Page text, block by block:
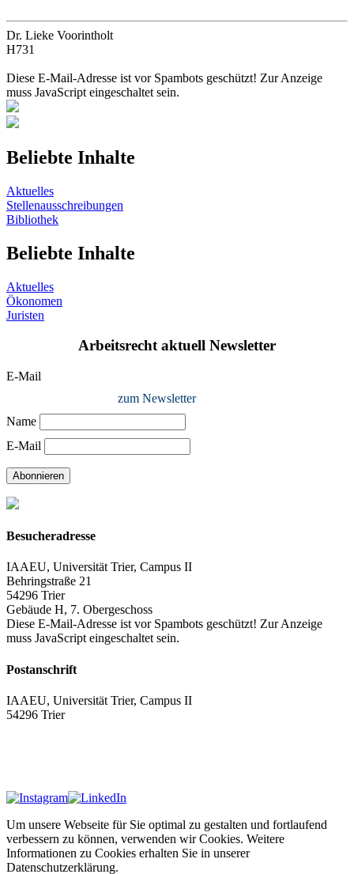
Dr. Lieke Voorintholt
H731
Diese E-Mail-Adresse ist vor Spambots geschützt! Zur Anzeige
muss JavaScript eingeschaltet sein.
Beliebte Inhalte
Aktuelles
Stellenausschreibungen
Bibliothek
Beliebte Inhalte
Aktuelles
Ökonomen
Juristen
Arbeitsrecht aktuell Newsletter
E-Mail
zum Newsletter
Name
E-Mail
Abonnieren
Besucheradresse
IAAEU, Universität Trier, Campus II
Behringstraße 21
54296 Trier
Gebäude H, 7. Obergeschoss
Diese E-Mail-Adresse ist vor Spambots geschützt! Zur Anzeige
muss JavaScript eingeschaltet sein.
Postanschrift
IAAEU, Universität Trier, Campus II
54296 Trier
Um unsere Webseite für Sie optimal zu gestalten und fortlaufend
verbessern zu können, verwenden wir Cookies. Weitere
Informationen zu Cookies erhalten Sie in unserer
Datenschutzerklärung.